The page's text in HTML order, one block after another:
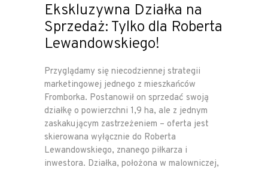
Ekskluzywna Działka na
Sprzedaż: Tylko dla Roberta
Lewandowskiego!
Przyglądamy się niecodziennej strategii
marketingowej jednego z mieszkańców
Fromborka. Postanowił on sprzedać swoją
działkę o powierzchni 1,9 ha, ale z jednym
zaskakującym zastrzeżeniem – oferta jest
skierowana wyłącznie do Roberta
Lewandowskiego, znanego piłkarza i
inwestora. Działka, położona w malowniczej,